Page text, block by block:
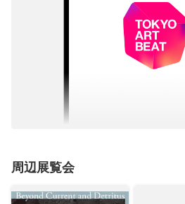
周辺展覧会